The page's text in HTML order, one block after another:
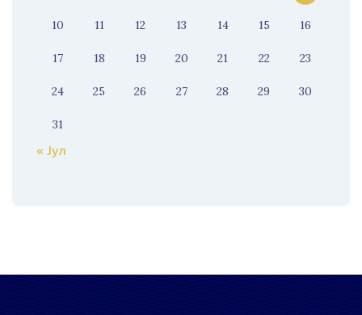
10 11 12 13 14 15 16
17 18 19 20 21 22 23
24 25 26 27 28 29 30
31
« Јул